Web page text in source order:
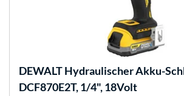
DEWALTHydraulischer Akku-
DCF870E2T, 1/4", 18Volt